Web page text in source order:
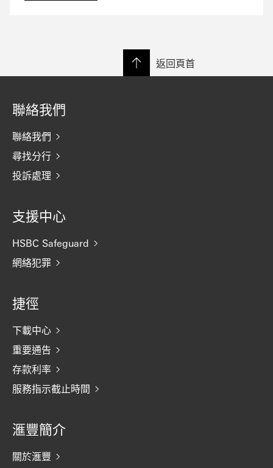
返回頁首
聯絡我們
聯絡我們
尋找分行
投訴處理
支援中心
HSBC Safeguard
網絡犯罪
捷徑
下載中心
重要通告
存款利率
服務指示截止時間
滙豐簡介
關於滙豐